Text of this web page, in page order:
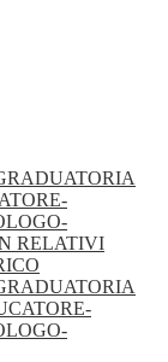
RELATIVI